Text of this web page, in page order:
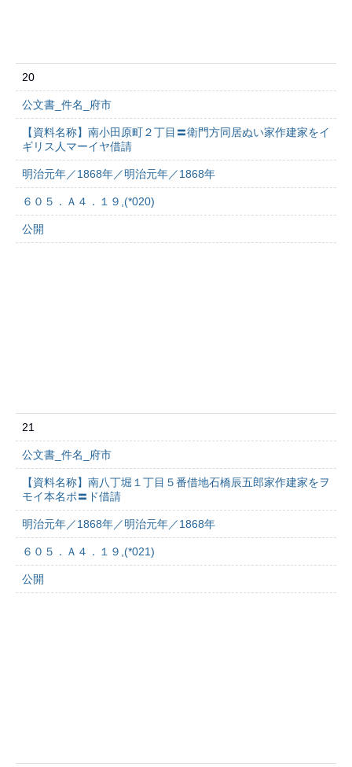
20
公文書_件名_府市
【資料名称】南小田原町２丁目〓衛門方同居ぬい家作建家をイ
ギリス人マーイヤ借請
明治元年／1868年／明治元年／1868年
６０５．Ａ４．１９,(*020)
公開
21
公文書_件名_府市
【資料名称】南八丁堀１丁目５番借地石橋辰五郎家作建家をヲ
モイ本名ポ〓ド借請
明治元年／1868年／明治元年／1868年
６０５．Ａ４．１９,(*021)
公開